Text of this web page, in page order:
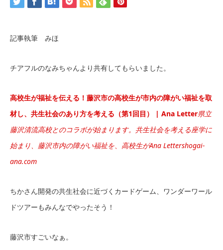
記事執筆 みほ
チアフルのなみちゃんより共有してもらいました。
高校生が福祉を伝える！藤沢市の高校生が市内の障がい福祉を取
材し、共生社会のあり方を考える（第1回目） | Ana Letter県立
藤沢清流高校とのコラボが始まります。共生社会を考える座学に
始まり、藤沢市内の障がい福祉を、高校生がAna Lettershogai-
ana.com
ちかさん開発の共生社会に近づくカードゲーム、ワンダーワール
ドツアーもみんなでやったそう！
藤沢市すごいなぁ。